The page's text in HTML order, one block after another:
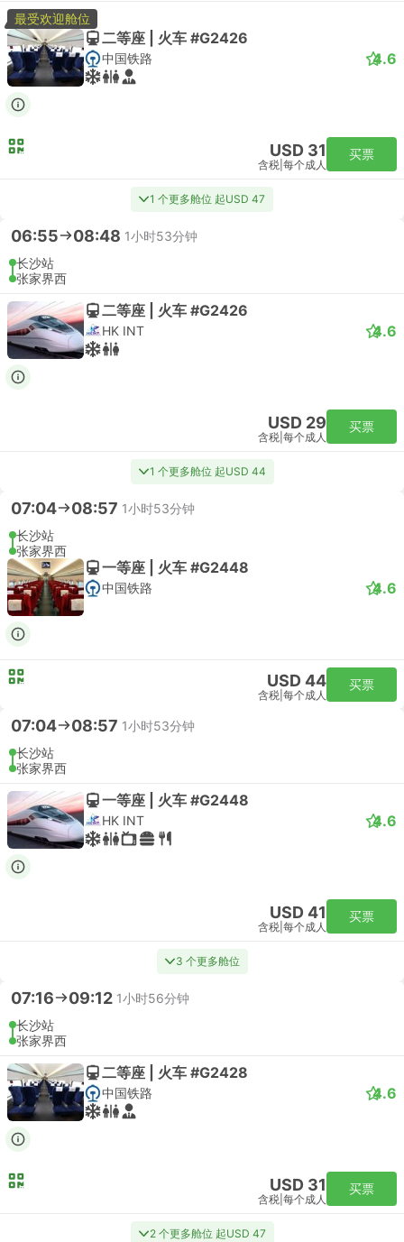
最受欢迎舱位
二等座 | 火车 #G2426
中国铁路 4.6
USD 31
含税 每个成人
买票
1 个更多舱位 起USD 47
06:55 08:48 1小时53分钟
长沙站
张家界西
二等座 | 火车 #G2426
HK INT 4.6
USD 29
含税 每个成人
买票
1 个更多舱位 起USD 44
07:04 08:57 1小时53分钟
长沙站
张家界西
一等座 | 火车 #G2448
中国铁路 4.6
USD 44
含税 每个成人
买票
07:04 08:57 1小时53分钟
长沙站
张家界西
一等座 | 火车 #G2448
HK INT 4.6
USD 41
含税 每个成人
买票
3 个更多舱位
07:16 09:12 1小时56分钟
长沙站
张家界西
二等座 | 火车 #G2428
中国铁路 4.6
USD 31
含税 每个成人
买票
2 个更多舱位 起USD 47